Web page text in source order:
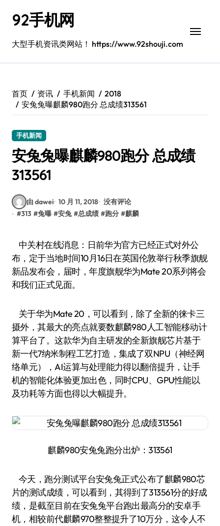
92手机网
大型手机资讯类网站！ https://www.92shouji.com
首页 资讯 手机新闻
2018
安兔兔曝麒麟980跑分 总成绩313561
手机新闻
安兔兔曝麒麟980跑分 总成绩
313561
由 dawei 10 月 11, 2018 没有评论
#313 #兔曝 #安兔 #总成绩 #跑分 #麒麟
中关村在线消息：日前华为官方已经正式对外公
布，定于当地时间10月16日在英国伦敦举行秋季旗舰
新品发布会，届时，年度旗舰华为Mate 20系列将会
和我们正式见面。
关于华为Mate 20，可以看到，除了全新的徕卡三
摄外，其最大的亮点就要数麒麟980人工智能移动计
算平台了。这款华为自主研发的全新旗舰芯片基于
新一代7纳米制程工艺打造，集成了双NPU（神经网
络单元），AI运算与处理能力得以翻倍提升，让手
机的智能化体验更加出色，同时CPU、GPU性能以
及功耗等方面也得以大幅提升。
麒麟980安兔兔跑分出炉：313561
今天，跑分测试平台安兔兔正式公布了麒麟980芯
片的测试成绩，可以看到，其得到了313561分的好成
绩，是截至目前在安兔兔平台跑出最高分的安卓手
机，相较前代麒麟970整整提升了10万分，这令人不